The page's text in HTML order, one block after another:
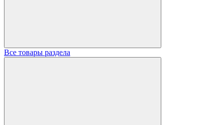
Все товары раздела